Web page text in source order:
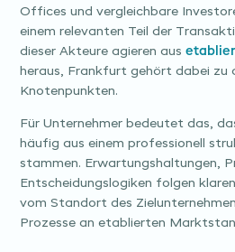
Offices und vergleichbare
einem relevanten Teil der
dieser Akteure agieren aus
heraus, Frankfurt gehört dabei zu
Knotenpunkten.
Für Unternehmer bedeutet das,
häufig aus einem professionell
stammen. Erwartungshaltungen,
Entscheidungslogiken folgen
vom Standort des
Prozesse an etablierten